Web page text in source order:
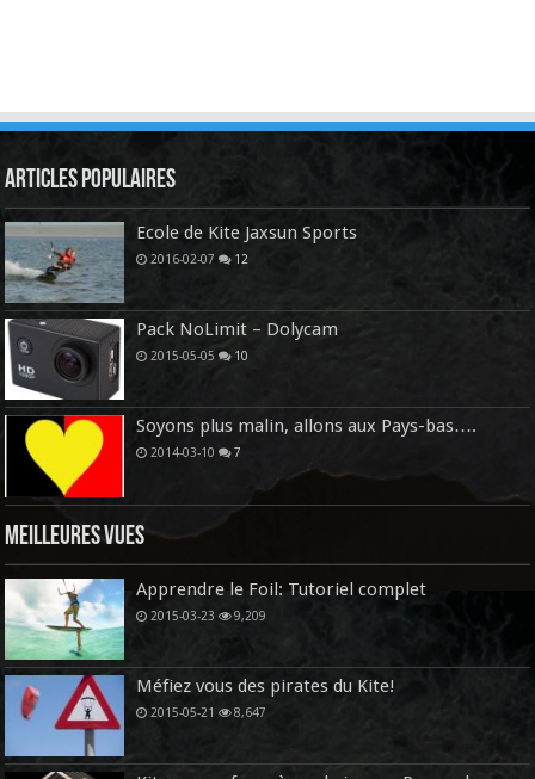
Articles Populaires
Ecole de Kite Jaxsun Sports
2016-02-07 12
Pack NoLimit – Dolycam
2015-05-05 10
Soyons plus malin, allons aux Pays-bas….
2014-03-10 7
Meilleures vues
Apprendre le Foil: Tutoriel complet
2015-03-23 9,209
Méfiez vous des pirates du Kite!
2015-05-21 8,647